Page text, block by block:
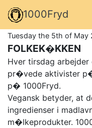
1000Fryd
Tuesday the 5th of May
FOLKEK�KKEN
Hver tirsdag
pr�vede aktivister
p� 1000Fryd.
Vegansk betyder, at
ingredienser i
m�lkeprodukter.